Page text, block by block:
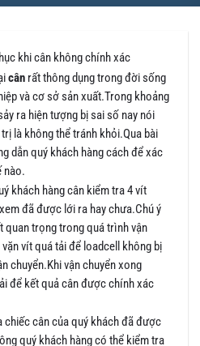
khi cân không chính xác
cân rất thông dụng trong đời sống
và cơ sở sản xuất.Trong khoảng
ra hiện tượng bị sai số nay nói
là không thể tránh khỏi.Qua bài
dẫn quý khách hàng cách để xác
nào.
khách hàng cân kiểm tra 4 vít
xem đã được lới ra hay chưa.Chú ý
quan trọng trong quá trình vận
vít quá tải để loadcell không bị
chuyển.Khi vận chuyển xong
để kết quả cân được chính xác
cân của quý khách đã được
quý khách hàng có thể kiểm tra